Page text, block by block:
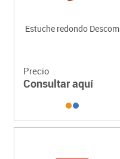
Estuche redondo Descom
Precio
Consultar aquí